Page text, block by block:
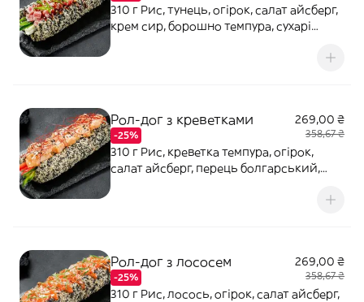
310 г Рис, тунець, огірок, салат айсберг,
крем сир, борошно темпура, сухарі
Рол-дог з креветками
-25%
269,00 ₴
358,67 ₴
310 г Рис, креветка темпура, огірок,
салат айсберг, перець болгарський,
Світ Чилі, соус унагі, кунжут, чилі нитка,
Рол-дог з лососем
-25%
269,00 ₴
358,67 ₴
310 г Рис, лосось, огірок, салат айсберг,